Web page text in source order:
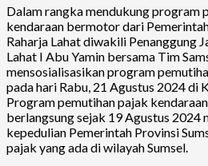
Dalam rangka mendukung program
kendaraan bermotor dari
Raharja Lahat diwakili Penanggung
Lahat I Abu Yamin bersama Tim
mensosialisasikan program
pada hari Rabu, 21 Agustus 2024 di
Program pemutihan pajak
berlangsung sejak 19 Agustus 2024
kepedulian Pemerintah Provinsi
pajak yang ada di wilayah Sumsel.